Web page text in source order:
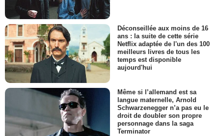
Déconseillée aux moins de 16
ans : la suite de cette série
Netflix adaptée de l'un des 100
meilleurs livres de tous les
temps est disponible
aujourd'hui
Même si l’allemand est sa
langue maternelle, Arnold
Schwarzenegger n’a pas eu le
droit de doubler son propre
personnage dans la saga
Terminator